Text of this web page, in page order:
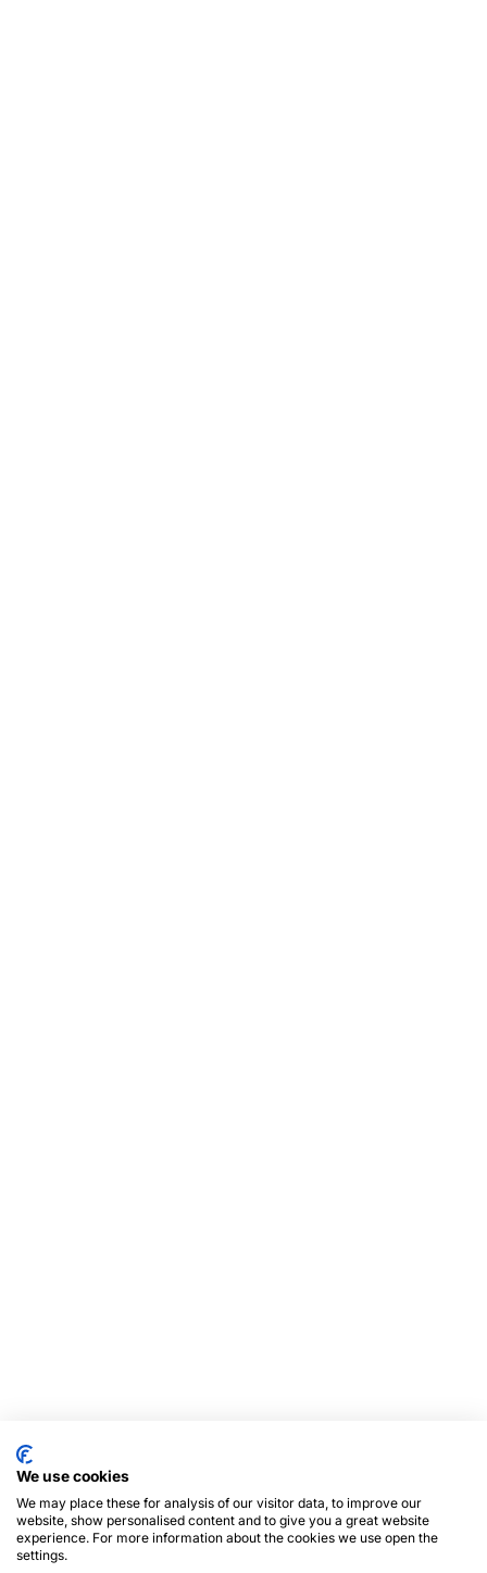
We use cookies
We may place these for analysis of our visitor data, to improve our
website, show personalised content and to give you a great website
experience. For more information about the cookies we use open the
settings.